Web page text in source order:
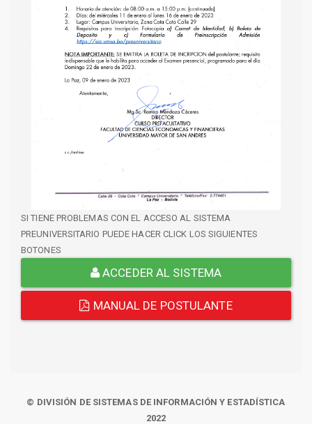
SI TIENE PROBLEMAS CON EL ACCESO AL SISTEMA
PREUNIVERSITARIO PUEDE HACER CLICK LOS SIGUIENTES
BOTONES
ACCEDER AL SISTEMA
MANUAL DE POSTULANTE
© DIVISIÓN DE SISTEMAS DE INFORMACIÓN Y ESTADÍSTICA
2022